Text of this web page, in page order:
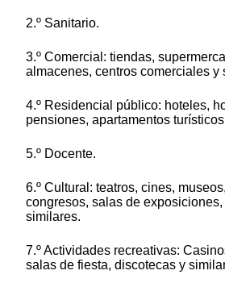
2.º Sanitario.
3.º Comercial: tiendas,
almacenes, centros comerciales y
4.º Residencial público: hoteles,
pensiones, apartamentos
5.º Docente.
6.º Cultural: teatros, cines,
congresos, salas de
similares.
7.º Actividades recreativas:
salas de fiesta, discotecas y